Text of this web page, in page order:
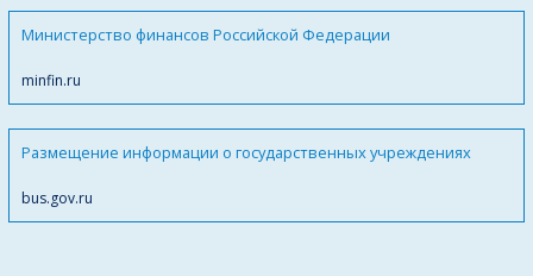
Министерство финансов Российской Федерации
minfin.ru
Размещение информации о государственных учреждениях
bus.gov.ru